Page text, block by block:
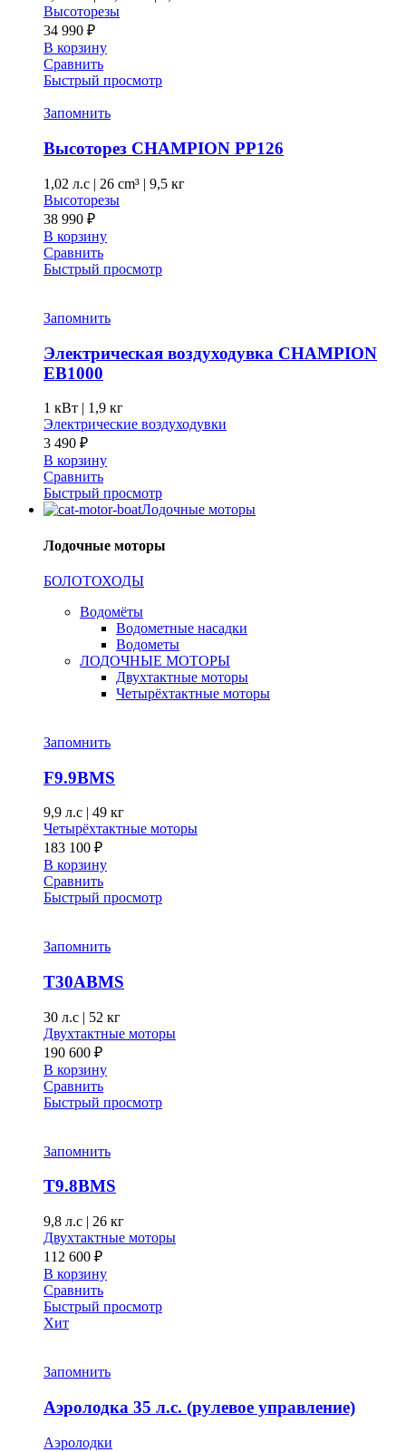
Высоторезы
34 990 ₽
В корзину
Сравнить
Быстрый просмотр
Запомнить
Высоторез CHAMPION PP126
1,02 л.с | 26 cm³ | 9,5 кг
Высоторезы
38 990 ₽
В корзину
Сравнить
Быстрый просмотр
Запомнить
Электрическая воздуходувка CHAMPION
EB1000
1 кВт | 1,9 кг
Электрические воздуходувки
3 490 ₽
В корзину
Сравнить
Быстрый просмотр
Лодочные моторы
Лодочные моторы
БОЛОТОХОДЫ
Водомёты
Водометные насадки
Водометы
ЛОДОЧНЫЕ МОТОРЫ
Двухтактные моторы
Четырёхтактные моторы
Запомнить
F9.9BMS
9,9 л.с | 49 кг
Четырёхтактные моторы
183 100 ₽
В корзину
Сравнить
Быстрый просмотр
Запомнить
T30ABMS
30 л.с | 52 кг
Двухтактные моторы
190 600 ₽
В корзину
Сравнить
Быстрый просмотр
Запомнить
T9.8BMS
9,8 л.с | 26 кг
Двухтактные моторы
112 600 ₽
В корзину
Сравнить
Быстрый просмотр
Хит
Запомнить
Аэролодка 35 л.с. (рулевое управление)
Аэролодки